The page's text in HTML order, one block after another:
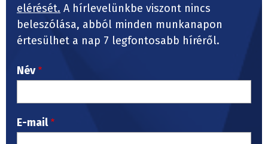
elérését. A hírlevelünkbe viszont nincs
beleszólása, abból minden munkanapon
értesülhet a nap 7 legfontosabb híréről.
Név
E-mail